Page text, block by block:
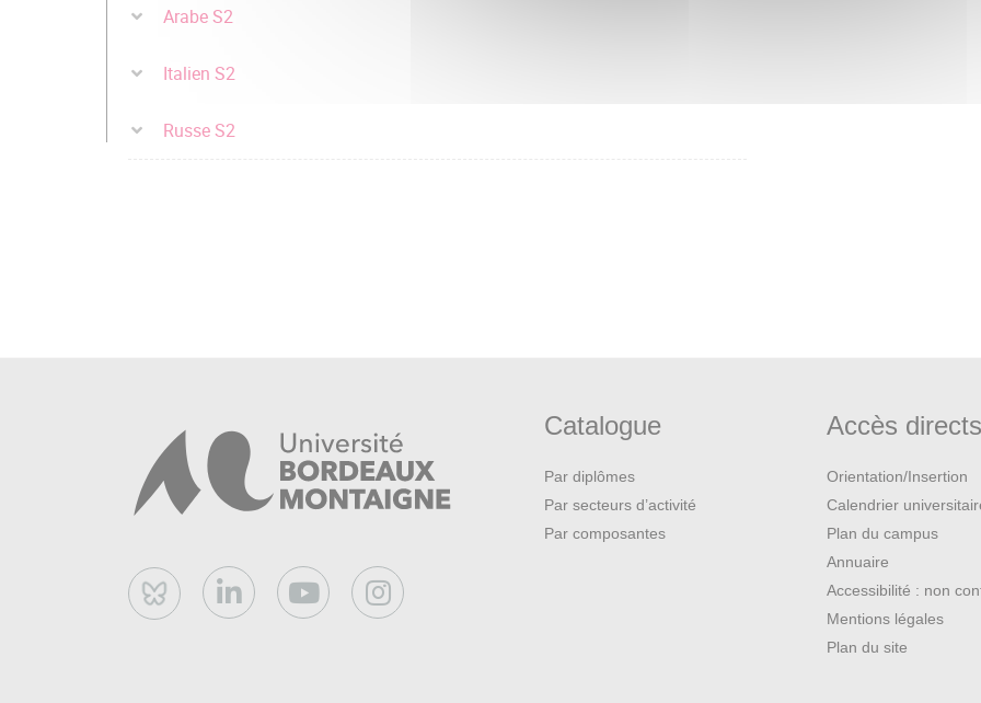
Arabe S2
Italien S2
Russe S2
Bluesky
Catalogue
Par diplômes
Par secteurs d’activité
Par composantes
Accès
Orientation/Insertion
Calendrier
Plan du campus
Annuaire
Accessibilité : non
Mentions légales
Plan du site